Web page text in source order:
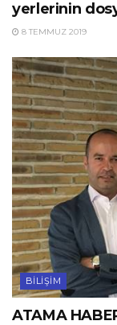
yerlerinin
8 TEMMUZ 2019
BILIŞIM
ATAMA